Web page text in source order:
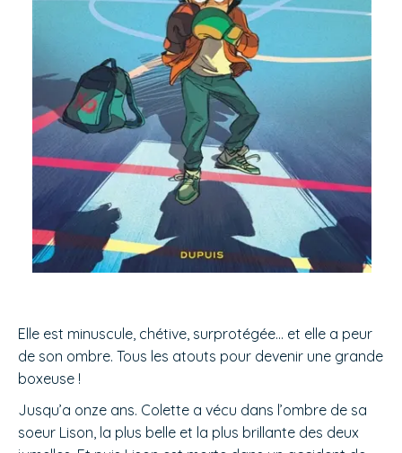
Elle est minuscule, chétive, surprotégée… et elle a peur
de son ombre. Tous les atouts pour devenir une grande
boxeuse !
Jusqu’a onze ans. Colette a vécu dans l’ombre de sa
soeur Lison, la plus belle et la plus brillante des deux